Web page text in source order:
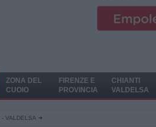
ZONA DEL
CUOIO
FIRENZE E
PROVINCIA
CHIANTI
VALDELSA
VALDELSA